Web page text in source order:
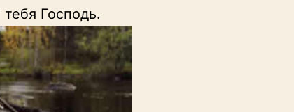
Господь.